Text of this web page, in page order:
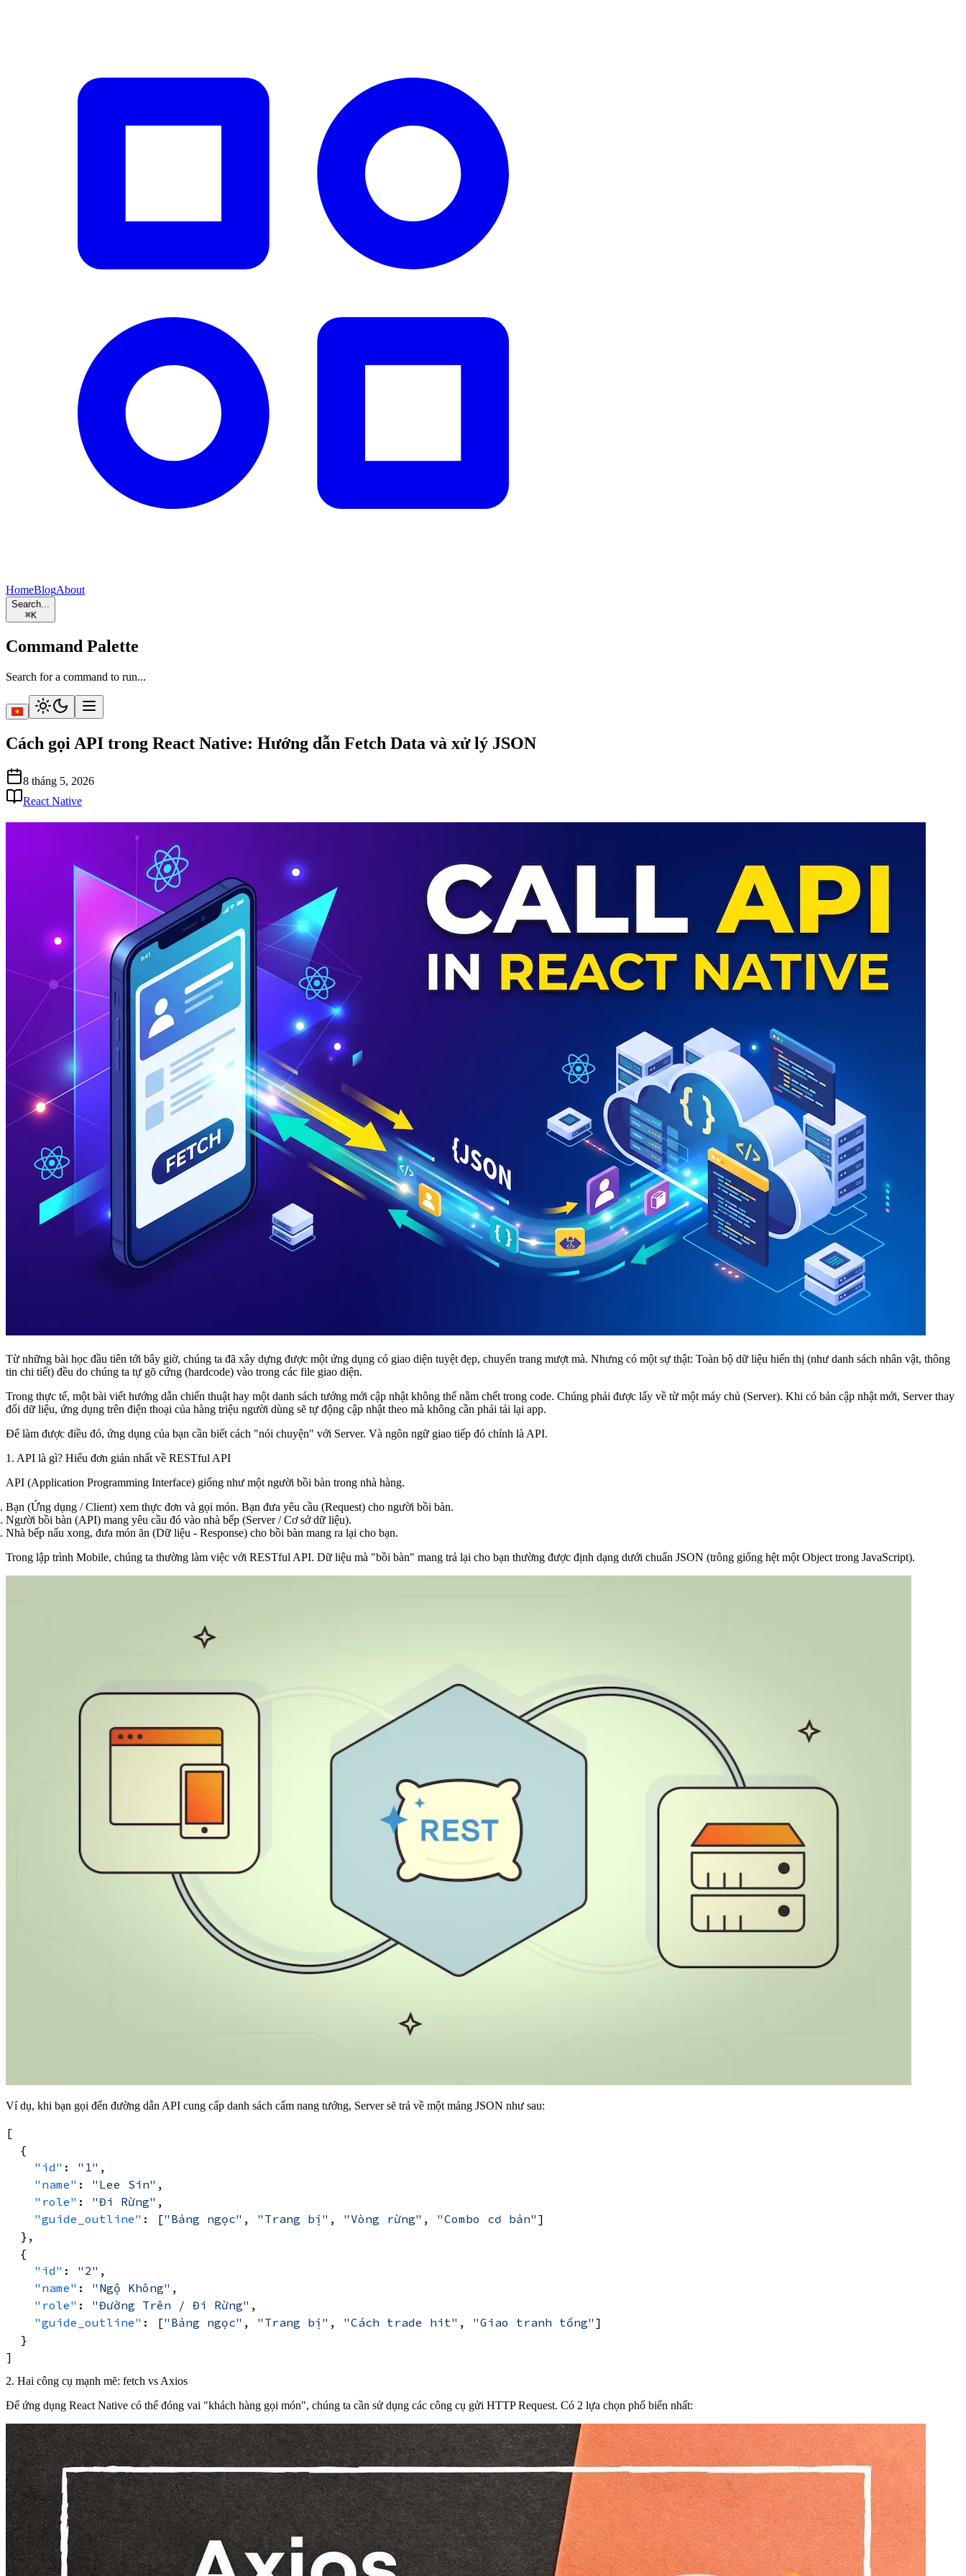
HomeBlogAbout
Search...
⌘K
Command Palette
Search for a command to run...
Cách gọi API trong React Native: Hướng dẫn Fetch Data và xử lý JSON
8 tháng 5, 2026
React Native
Từ những bài học đầu tiên tới bây giờ, chúng ta đã xây dựng được một ứng dụng có giao diện tuyệt đẹp, chuyển trang mượt mà. Nhưng có một sự thật: Toàn bộ dữ liệu hiển thị (như danh sách nhân vật, thông
tin chi tiết) đều do chúng ta tự gõ cứng (hardcode) vào trong các file giao diện.
Trong thực tế, một bài viết hướng dẫn chiến thuật hay một danh sách tướng mới cập nhật không thể nằm chết trong code. Chúng phải được lấy về từ một máy chủ (Server). Khi có bản cập nhật mới, Server thay
đổi dữ liệu, ứng dụng trên điện thoại của hàng triệu người dùng sẽ tự động cập nhật theo mà không cần phải tải lại app.
Để làm được điều đó, ứng dụng của bạn cần biết cách "nói chuyện" với Server. Và ngôn ngữ giao tiếp đó chính là API.
1. API là gì? Hiểu đơn giản nhất về RESTful API
API (Application Programming Interface) giống như một người bồi bàn trong nhà hàng.
Bạn (Ứng dụng / Client) xem thực đơn và gọi món. Bạn đưa yêu cầu (Request) cho người bồi bàn.
Người bồi bàn (API) mang yêu cầu đó vào nhà bếp (Server / Cơ sở dữ liệu).
Nhà bếp nấu xong, đưa món ăn (Dữ liệu - Response) cho bồi bàn mang ra lại cho bạn.
Trong lập trình Mobile, chúng ta thường làm việc với RESTful API. Dữ liệu mà "bồi bàn" mang trả lại cho bạn thường được định dạng dưới chuẩn JSON (trông giống hệt một Object trong JavaScript).
Ví dụ, khi bạn gọi đến đường dẫn API cung cấp danh sách cẩm nang tướng, Server sẽ trả về một mảng JSON như sau:
[
{
"id" : "1" ,
"name" : "Lee Sin" ,
"role" : "Đi Rừng" ,
"guide_outline" : ["Bảng ngọc" , "Trang bị" , "Vòng rừng" , "Combo cơ bản" ]
} ,
{
"id" : "2" ,
"name" : "Ngộ Không" ,
"role" : "Đường Trên / Đi Rừng" ,
"guide_outline" : ["Bảng ngọc" , "Trang bị" , "Cách trade hit" , "Giao tranh tổng" ]
}
]
2. Hai công cụ mạnh mẽ: fetch vs Axios
Để ứng dụng React Native có thể đóng vai "khách hàng gọi món", chúng ta cần sử dụng các công cụ gửi HTTP Request. Có 2 lựa chọn phổ biến nhất: